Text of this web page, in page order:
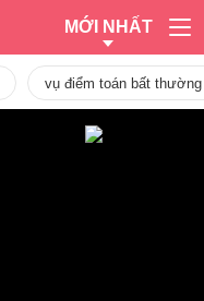
MỚI NHẤT
vụ điểm toán bất